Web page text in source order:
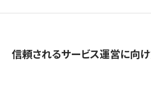
信頼されるサービス運営に向